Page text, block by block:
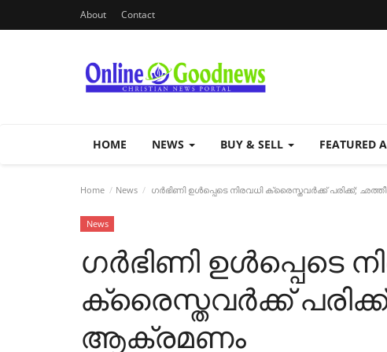
About Contact
HOME NEWS BUY & SELL FEATURED
Home News ഗര്‍ഭിണി ഉള്‍പ്പെടെ നിരവധി ക്രൈസ്തവര്‍ക്ക് പരിക്ക്;
News
ഗര്‍ഭിണി ഉള്‍പ്പെടെ
ക്രൈസ്തവര്‍ക്ക്
ആക്രമണം